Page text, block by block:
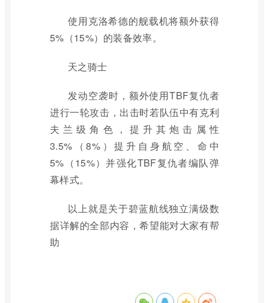
使用克洛希德的舰载机将额外获得
5%（15%）的装备效率。
天之骑士
发动空袭时，额外使用TBF复仇者
进行一轮攻击，出击时若队伍中有克利
夫兰级角色，提升其炮击属性
3.5%（8%）提升自身航空、命中
5%（15%）并强化TBF复仇者编队弹
幕样式。
以上就是关于碧蓝航线独立满级数
据详解的全部内容，希望能对大家有帮
助